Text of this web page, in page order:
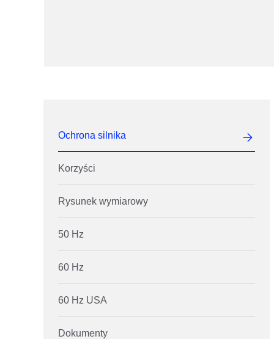
Ochrona silnika
Korzyści
Rysunek wymiarowy
50 Hz
60 Hz
60 Hz USA
Dokumenty